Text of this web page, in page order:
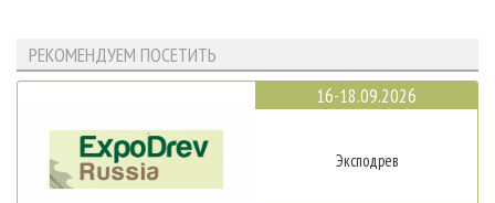
РЕКОМЕНДУЕМ ПОСЕТИТЬ
16-18.09.2026
Эксподрев